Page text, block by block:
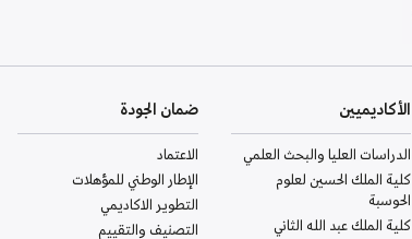
الأكاديميين
الدراسات العليا والبحث العلمي
كلية الملك الحسين لعلوم
الحوسبة
كلية الملك عبد الله الثاني
ضمان الجودة
الاعتماد
الإطار الوطني للمؤهلات
التطوير الاكاديمي
التصنيف والتقييم